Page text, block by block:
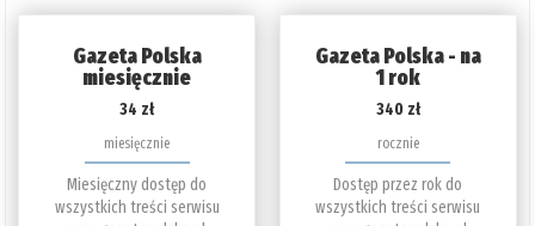
Gazeta Polska
miesięcznie
34 zł
miesięcznie
Miesięczny dostęp do
wszystkich treści serwisu
Gazeta Polska - na
1 rok
340 zł
rocznie
Dostęp przez rok do
wszystkich treści serwisu